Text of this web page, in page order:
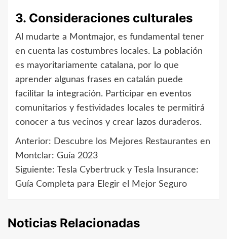
3. Consideraciones culturales
Al mudarte a Montmajor, es fundamental tener
en cuenta las costumbres locales. La población
es mayoritariamente catalana, por lo que
aprender algunas frases en catalán puede
facilitar la integración. Participar en eventos
comunitarios y festividades locales te permitirá
conocer a tus vecinos y crear lazos duraderos.
Navegación
de
entradas
Anterior: Descubre los Mejores Restaurantes en
Montclar: Guía 2023
Siguiente: Tesla Cybertruck y Tesla Insurance:
Guía Completa para Elegir el Mejor Seguro
Noticias Relacionadas